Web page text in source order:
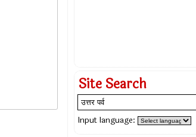
Site Search
Input language: